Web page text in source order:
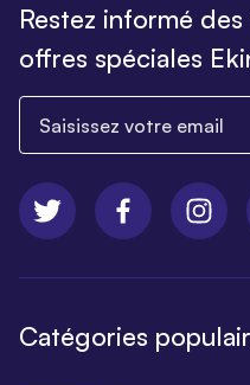
Restez informé
offres spéciales
Catégories